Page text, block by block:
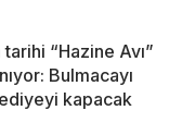
tarihi “Hazine Avı”
Bulmacayı
kapacak